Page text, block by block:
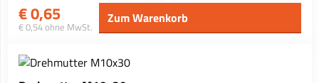
€0,65
€ 0,54 ohne MwSt.
Zum Warenkorb